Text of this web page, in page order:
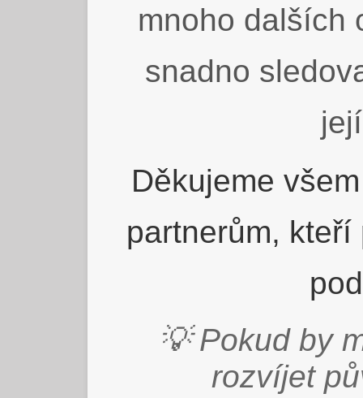
mnoho dalších
snadno
Děkujeme
partnerům,
💡 Pokud by
rozvíjet